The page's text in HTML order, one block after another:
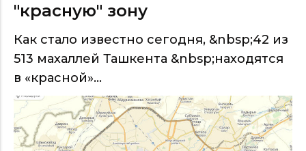
"красную" зону
Как стало известно сегодня, &nbsp;42 из
513 махаллей Ташкента &nbsp;находятся
в «красной»...